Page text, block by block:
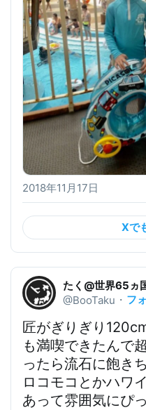
2018年11月17日
Xで
たく@世界65ヵ
@BooTaku ・ フ
匠がぎりぎり
も満喫できたんで
ったら流石に飽き
ロコモコとかハワ
あって雰囲気にぴ